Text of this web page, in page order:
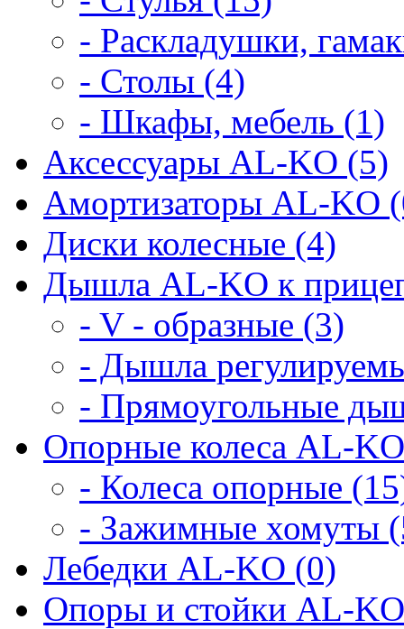
- Раскладушки,
- Столы (4)
- Шкафы, мебель (1)
Аксессуары AL-KO (5)
Амортизаторы AL-KO
Диски колесные (4)
Дышла AL-KO к
- V - образные (3)
- Дышла
- Прямоугольные
Опорные колеса AL-
- Колеса опорные
- Зажимные хомуты
Лебедки AL-KO (0)
Опоры и стойки AL-